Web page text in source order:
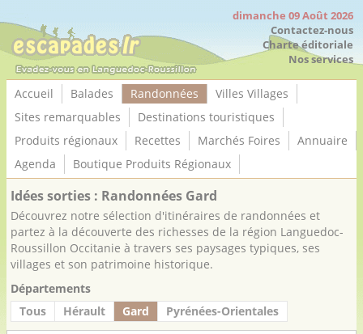
dimanche 09 Août 2026
Contactez-nous
Charte éditoriale
Nos services
Accueil Balades Randonnées
Villes Villages
Sites remarquables
Destinations touristiques
Produits régionaux
Recettes Marchés Foires
Annuaire
Agenda
Boutique Produits Régionaux
Idées sorties : Randonnées Gard
Découvrez notre sélection d'itinéraires de randonnées et
partez à la découverte des richesses de la région Languedoc-
Roussillon Occitanie à travers ses paysages typiques, ses
villages et son patrimoine historique.
Départements
Tous
Hérault Gard Pyrénées-Orientales